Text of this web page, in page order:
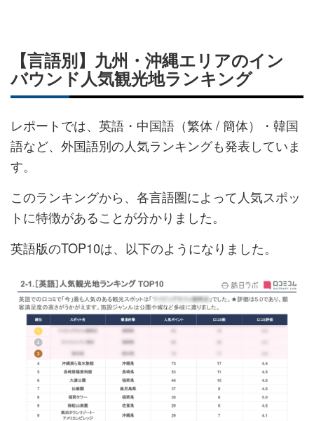
【言語別】九州・沖縄エリアのイン
バウンド人気観光地ランキング
レポートでは、英語・中国語（繁体 / 簡体） ・韓国
語など、外国語別の人気ランキングも発表していま
す。
このランキングから、各言語圏によって人気スポッ
トに特徴があることが分かりました。
英語版のTOP10は、以下のようになりました。